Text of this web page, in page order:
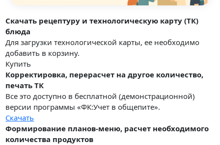
Скачать рецептуру и технологическую карту (ТК)
блюда
Для загрузки технологической карты, ее необходимо
добавить в корзину.
Купить
Корректировка, перерасчет на другое количество,
печать ТК
Все это доступно в бесплатной (демонстрационной)
версии программы «ФК:Учет в общепите».
Скачать
Формирование планов-меню, расчет необходимого
количества продуктов